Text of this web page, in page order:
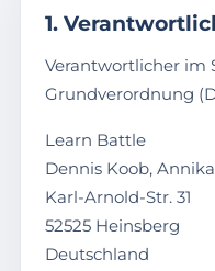
1.
Verantwortlicher im
Grundverordnung
Learn Battle
Dennis Koob,
Karl-Arnold-Str. 31
52525 Heinsberg
Deutschland